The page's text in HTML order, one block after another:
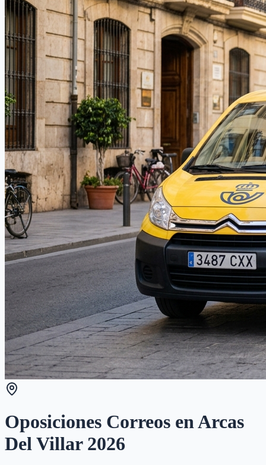
Oposiciones Correos enArcas
Del Villar2026